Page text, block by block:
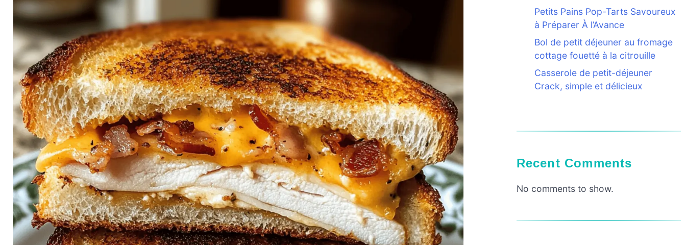
Petits Pains Pop-Tarts Savoureux
à Préparer À l’Avance
Bol de petit déjeuner au fromage
cottage fouetté à la citrouille
Casserole de petit-déjeuner
Crack, simple et délicieux
Recent Comments
No comments to show.